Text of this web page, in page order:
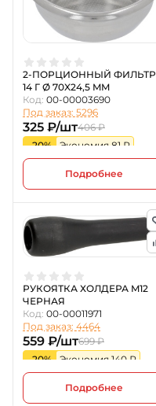
2-ПОРЦИОННЫЙ ФИЛЬТР
14 Г Ø 70X24,5 MM
Код: 00-00003690
Под заказ: 5296
325 ₽/шт406 ₽
-20%
Экономия 81 ₽
Подробнее
РУКОЯТКА ХОЛДЕРА M12
ЧЕРНАЯ
Код: 00-00011971
Под заказ: 4464
559 ₽/шт699 ₽
-20%
Экономия 140 ₽
Подробнее